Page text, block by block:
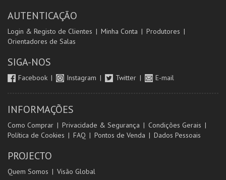
AUTENTICAÇÃO
Login & Registo de Clientes Minha Conta
Produtores
Orientadores de Salas
SIGA-NOS
Facebook Instagram Twitter E-mail
INFORMAÇÕES
Como Comprar Privacidade & Segurança
Condições Gerais
Política de Cookies
FAQ Pontos de Venda Dados Pessoais
PROJECTO
Quem Somos Visão Global